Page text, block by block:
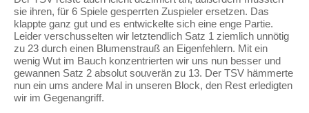
sie ihren, für 6 Spiele gesperrten Zuspieler ersetzen. Das
klappte ganz gut und es entwickelte sich eine enge Partie.
Leider verschusselten wir letztendlich Satz 1 ziemlich unnötig
zu 23 durch einen Blumenstrauß an Eigenfehlern. Mit ein
wenig Wut im Bauch konzentrierten wir uns nun besser und
gewannen Satz 2 absolut souverän zu 13. Der TSV hämmerte
nun ein ums andere Mal in unseren Block, den Rest erledigten
wir im Gegenangriff.